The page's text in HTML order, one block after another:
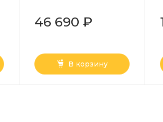
46 690 ₽
В корзину